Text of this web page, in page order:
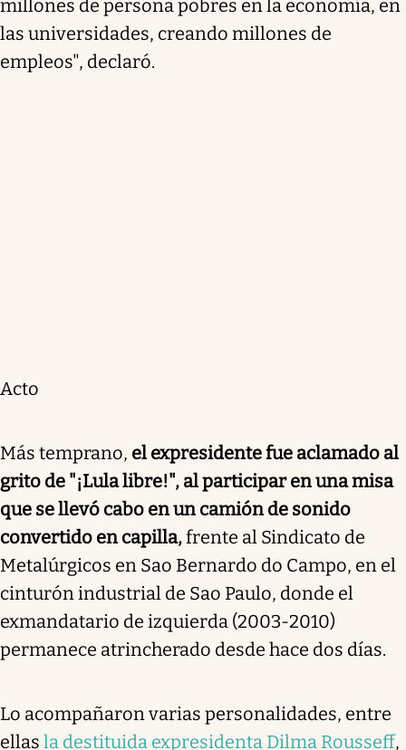
millones de persona pobres en la economía, en
las universidades, creando millones de
empleos", declaró.
Acto
Más temprano, el expresidente fue aclamado al
grito de "¡Lula libre!", al participar en una misa
que se llevó cabo en un camión de sonido
convertido en capilla,frente al Sindicato de
Metalúrgicos en Sao Bernardo do Campo, en el
cinturón industrial de Sao Paulo, donde el
exmandatario de izquierda (2003-2010)
permanece atrincherado desde hace dos días.
Lo acompañaron varias personalidades, entre
ellas la destituida expresidenta Dilma Rousseff,